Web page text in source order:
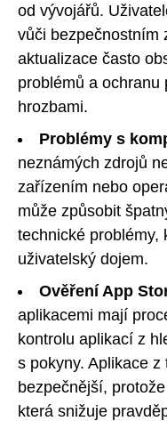
od vývojářů.
vůči bezpečnostním
aktualizace často
problémů a
hrozbami.
Problémy s
neznámých zdrojů
zařízením nebo
může způsobit
technické problémy,
uživatelský dojem.
Ověření App
aplikacemi mají
kontrolu aplikací z
s pokyny. Aplikace
bezpečnější,
která snižuje